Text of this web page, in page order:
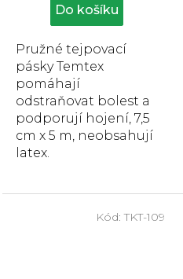
Do košíku
Pružné tejpovací
pásky Temtex
pomáhají
odstraňovat bolest a
podporují hojení, 7,5
cm x 5 m, neobsahují
latex.
Kód:TKT-109